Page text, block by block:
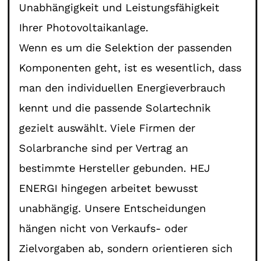
Unabhängigkeit und Leistungsfähigkeit
Ihrer Photovoltaikanlage.
Wenn es um die Selektion der passenden
Komponenten geht, ist es wesentlich, dass
man den individuellen Energieverbrauch
kennt und die passende Solartechnik
gezielt auswählt. Viele Firmen der
Solarbranche sind per Vertrag an
bestimmte Hersteller gebunden. HEJ
ENERGI hingegen arbeitet bewusst
unabhängig. Unsere Entscheidungen
hängen nicht von Verkaufs- oder
Zielvorgaben ab, sondern orientieren sich